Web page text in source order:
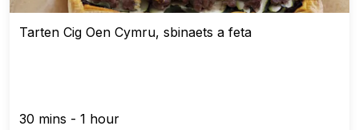
Tarten Cig Oen Cymru, sbinaets a feta
30 mins - 1 hour